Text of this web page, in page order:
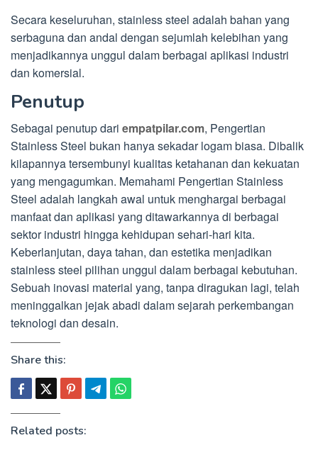
Secara keseluruhan, stainless steel adalah bahan yang
serbaguna dan andal dengan sejumlah kelebihan yang
menjadikannya unggul dalam berbagai aplikasi industri
dan komersial.
Penutup
Sebagai penutup dari empatpilar.com, Pengertian
Stainless Steel bukan hanya sekadar logam biasa. Dibalik
kilapannya tersembunyi kualitas ketahanan dan kekuatan
yang mengagumkan. Memahami Pengertian Stainless
Steel adalah langkah awal untuk menghargai berbagai
manfaat dan aplikasi yang ditawarkannya di berbagai
sektor industri hingga kehidupan sehari-hari kita.
Keberlanjutan, daya tahan, dan estetika menjadikan
stainless steel pilihan unggul dalam berbagai kebutuhan.
Sebuah inovasi material yang, tanpa diragukan lagi, telah
meninggalkan jejak abadi dalam sejarah perkembangan
teknologi dan desain.
Share this:
Related posts: